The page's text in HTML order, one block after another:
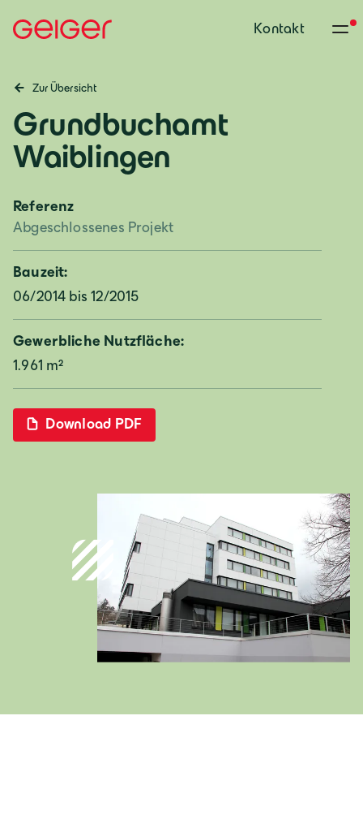
Kontakt
Zur Übersicht
Grundbuchamt
Waiblingen
Referenz
Abgeschlossenes Projekt
Bauzeit:
06/2014 bis 12/2015
Gewerbliche Nutzfläche:
1.961 m²
Download PDF
Deutschland
Deutsch
Österreich
Italia
Italiano
Lb. română